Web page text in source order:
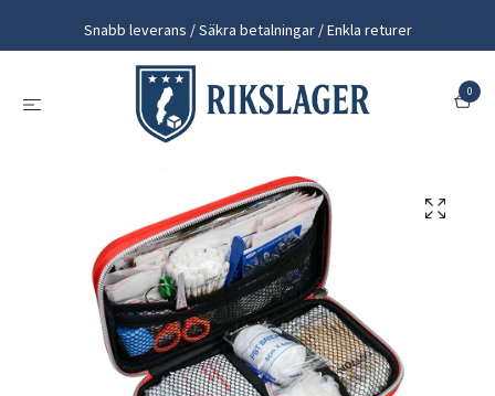
Snabb leverans / Säkra betalningar / Enkla returer
0